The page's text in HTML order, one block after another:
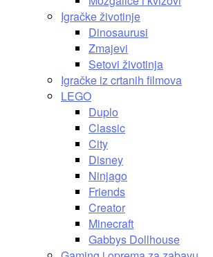
Igračke životinje
Dinosaurusi
Zmajevi
Setovi životinja
Igračke iz crtanih filmova
LEGO
Duplo
Classic
City
Disney
Ninjago
Friends
Creator
Minecraft
Gabbys Dollhouse